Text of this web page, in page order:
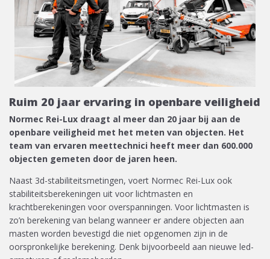
Ruim 20 jaar ervaring in openbare veiligheid
Normec Rei-Lux draagt al meer dan 20 jaar bij aan de
openbare veiligheid met het meten van objecten. Het
team van ervaren meettechnici heeft meer dan 600.000
objecten gemeten door de jaren heen.
Naast 3d-stabiliteitsmetingen, voert Normec Rei-Lux ook
stabiliteitsberekeningen uit voor lichtmasten en
krachtberekeningen voor overspanningen. Voor lichtmasten is
zo’n berekening van belang wanneer er andere objecten aan
masten worden bevestigd die niet opgenomen zijn in de
oorspronkelijke berekening. Denk bijvoorbeeld aan nieuwe led-